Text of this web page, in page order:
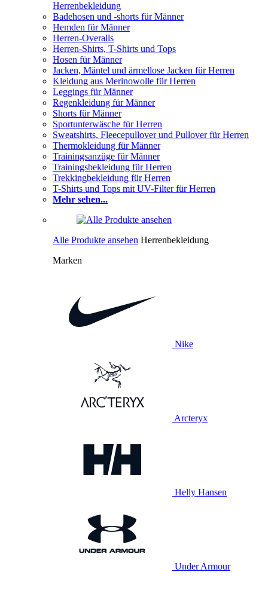
Herrenbekleidung
Badehosen und -shorts für Männer
Hemden für Männer
Herren-Overalls
Herren-Shirts, T-Shirts und Tops
Hosen für Männer
Jacken, Mäntel und ärmellose Jacken für Herren
Kleidung aus Merinowolle für Herren
Leggings für Männer
Regenkleidung für Männer
Shorts für Männer
Sportunterwäsche für Herren
Sweatshirts, Fleecepullover und Pullover für Herren
Thermokleidung für Männer
Trainingsanzüge für Männer
Trainingsbekleidung für Herren
Trekkingbekleidung für Herren
T-Shirts und Tops mit UV-Filter für Herren
Mehr sehen...
Alle Produkte ansehen Herrenbekleidung
Marken
Nike
Arcteryx
Helly Hansen
Under Armour